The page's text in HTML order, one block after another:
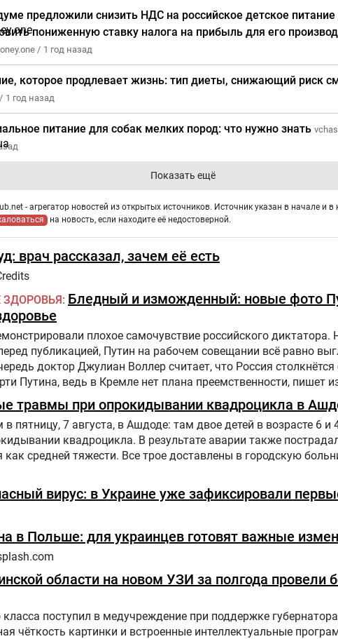
предложили снизить НДС на российское детское питание
пониженную ставку налога на прибыль для его
/ 1 год назад
которое продлевает жизнь: тип диеты, снижающий риск
1 год назад
питание для собак мелких пород: что нужно знать
Показать ещё
- агрегатор новостей из открытых источников. Источник указан в начале и
на новость, если находите её недостоверной.
врач рассказал, зачем её есть
ЗДОРОВЬЯ Бледный и изможденный: новые фото
плохое самочувствие российского диктатора.
публикацией, Путин на рабочем совещании всё равно
доктор Джулиан Воллер считает, что Россия
Путина, ведь в Кремле нет плана преемственности, пишет
травмы при опрокидывании квадроцикла в
пятницу, 7 августа, в Ашдоде: там двое детей в возрасте 6 и
квадроцикла. В результате аварии также
как средней тяжести. Все трое доставлены в городскую
вирус: в Украине уже зафиксировали
в Польше: для украинцев готовят важные
области на новом УЗИ за полгода провели
класса поступил в медучреждение при поддержке губернатора
чёткость картинки и встроенные интеллектуальные